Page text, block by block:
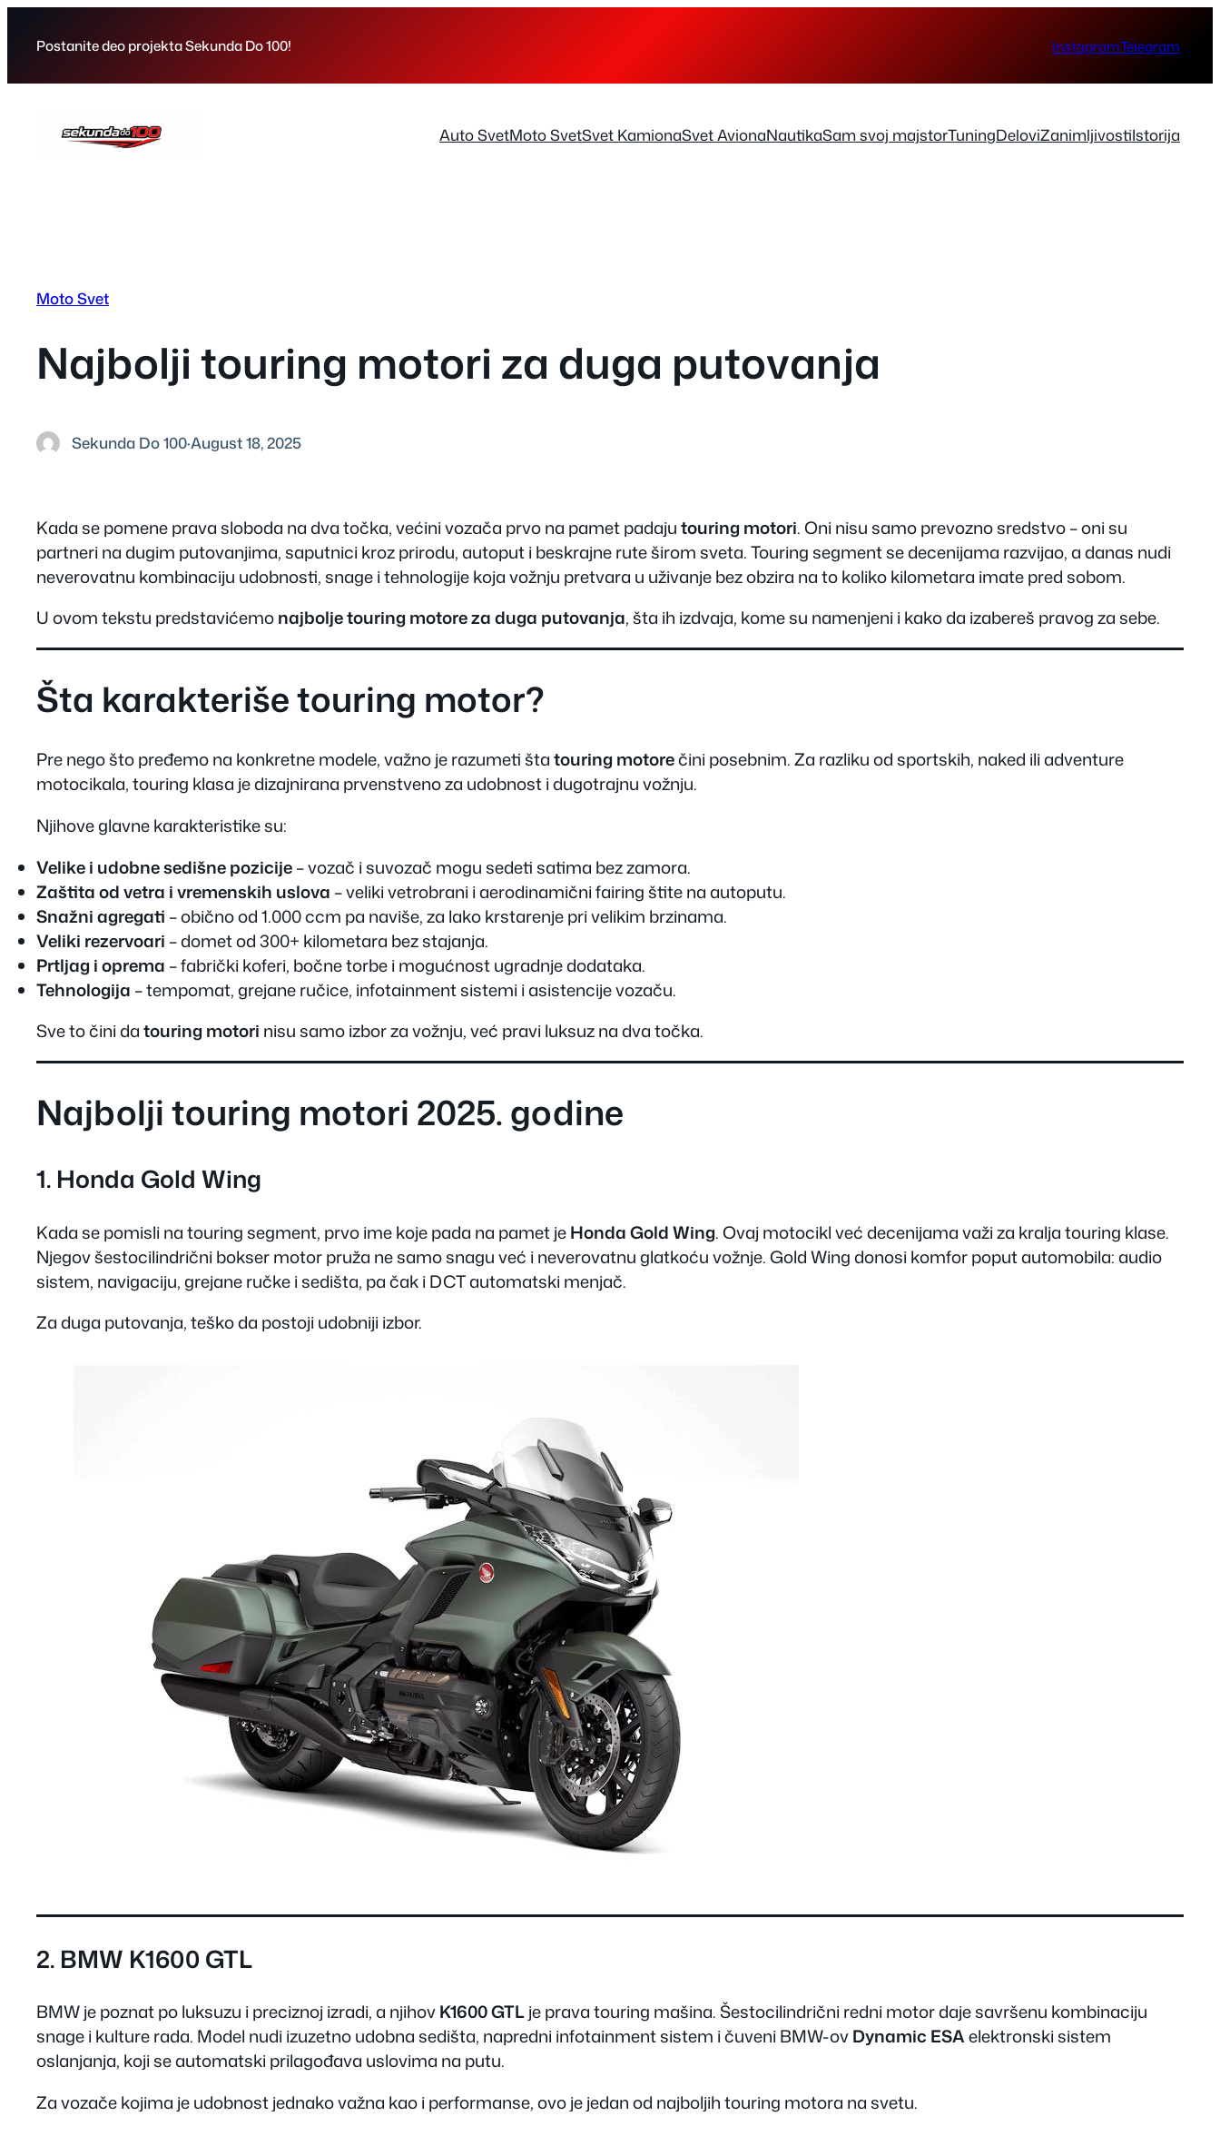
Postanite deo projekta Sekunda Do 100! InstagramTelegram
Auto SvetMoto SvetSvet KamionaSvet AvionaNautikaSam svoj majstorTuningDeloviZanimljivostiIstorija
Moto Svet
Najbolji touring motori za duga putovanja
Sekunda Do 100·August 18, 2025
Kada se pomene prava sloboda na dva točka, većini vozača prvo na pamet padajutouring motori. Oni nisu samo prevozno sredstvo – oni su
partneri na dugim putovanjima, saputnici kroz prirodu, autoput i beskrajne rute širom sveta. Touring segment se decenijama razvijao, a danas nudi
neverovatnu kombinaciju udobnosti, snage i tehnologije koja vožnju pretvara u uživanje bez obzira na to koliko kilometara imate pred sobom.
U ovom tekstu predstavićemonajbolje touring motore za duga putovanja, šta ih izdvaja, kome su namenjeni i kako da izabereš pravog za sebe.
Šta karakteriše touring motor?
Pre nego što pređemo na konkretne modele, važno je razumeti štatouring motorečini posebnim. Za razliku od sportskih, naked ili adventure
motocikala, touring klasa je dizajnirana prvenstveno za udobnost i dugotrajnu vožnju.
Njihove glavne karakteristike su:
Velike i udobne sedišne pozicije– vozač i suvozač mogu sedeti satima bez zamora.
Zaštita od vetra i vremenskih uslova – veliki vetrobrani i aerodinamični fairing štite na autoputu.
Snažni agregati – obično od 1.000 ccm pa naviše, za lako krstarenje pri velikim brzinama.
Veliki rezervoari – domet od 300+ kilometara bez stajanja.
Prtljag i oprema – fabrički koferi, bočne torbe i mogućnost ugradnje dodataka.
Tehnologija – tempomat, grejane ručice, infotainment sistemi i asistencije vozaču.
Sve to čini datouring motori nisu samo izbor za vožnju, već pravi luksuz na dva točka.
Najbolji touring motori 2025. godine
1. Honda Gold Wing
Kada se pomisli na touring segment, prvo ime koje pada na pamet jeHonda Gold Wing. Ovaj motocikl već decenijama važi za kralja touring klase.
Njegov šestocilindrični bokser motor pruža ne samo snagu već i neverovatnu glatkoću vožnje. Gold Wing donosi komfor poput automobila: audio
sistem, navigaciju, grejane ručke i sedišta, pa čak i DCT automatski menjač.
Za duga putovanja, teško da postoji udobniji izbor.
2. BMW K1600 GTL
BMW je poznat po luksuzu i preciznoj izradi, a njihovK1600 GTLje prava touring mašina. Šestocilindrični redni motor daje savršenu kombinaciju
snage i kulture rada. Model nudi izuzetno udobna sedišta, napredni infotainment sistem i čuveni BMW-ovDynamic ESAelektronski sistem
oslanjanja, koji se automatski prilagođava uslovima na putu.
Za vozače kojima je udobnost jednako važna kao i performanse, ovo je jedan od najboljih touring motora na svetu.